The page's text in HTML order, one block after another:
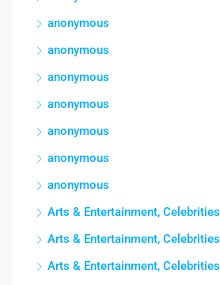
anonymous
anonymous
anonymous
anonymous
anonymous
anonymous
anonymous
Arts & Entertainment, Celebrities
Arts & Entertainment, Celebrities
Arts & Entertainment, Celebrities